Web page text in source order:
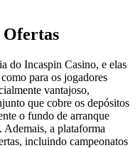
Ofertas
do Incaspin Casino, e elas
para os jogadores
vantajoso,
que cobre os depósitos
o fundo de arranque
a plataforma
incluindo campeonatos